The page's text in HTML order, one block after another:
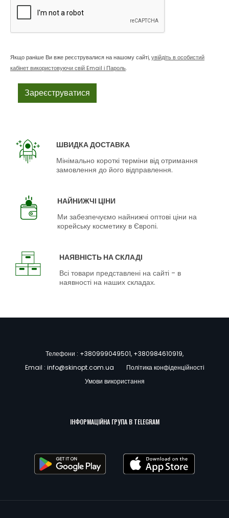
Якщо раніше Ви вже реєструвалися на нашому сайті,увійдіть в особистий
кабінет використовуючи свій Email і Пароль.
ШВИДКА ДОСТАВКА
Мінімально короткі терміни від отримання
замовлення до його відправлення.
НАЙНИЖЧІ ЦІНИ
Ми забезпечуємо найнижчі оптові ціни на
корейську косметику в Європі.
НАЯВНІСТЬ НА СКЛАДІ
Всі товари представлені на сайті - в
наявності на наших складах.
Телефони : +380999049501, +380984610919,
Email : info@skinopt.com.ua
Політика конфіденційності
Умови використання
ІНФОРМАЦІЙНА ГРУПА В TELEGRAM